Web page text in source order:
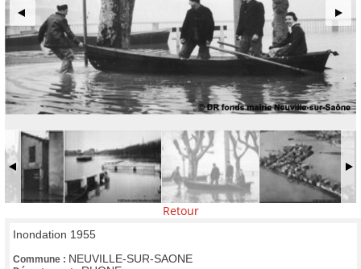
Retour
Inondation 1955
Commune : NEUVILLE-SUR-SAONE